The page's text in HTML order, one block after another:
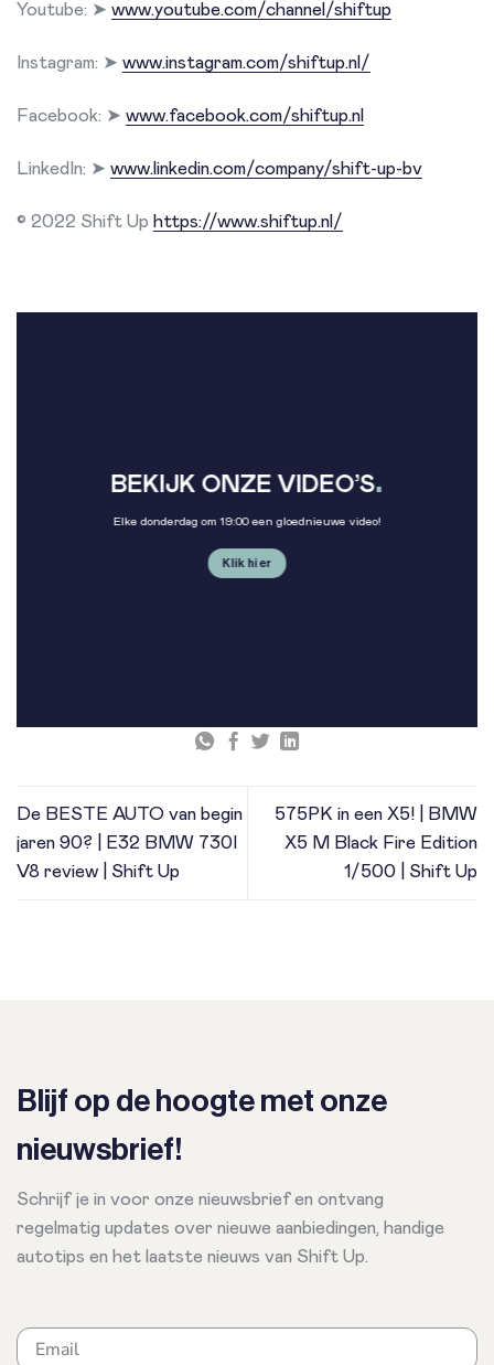
Youtube: ➤ www.youtube.com/channel/shiftup
Instagram: ➤ www.instagram.com/shiftup.nl/
Facebook: ➤ www.facebook.com/shiftup.nl
LinkedIn: ➤ www.linkedin.com/company/shift-up-bv
© 2022 Shift Up https://www.shiftup.nl/
BEKIJK ONZE VIDEO’S.
Elke donderdag om 19:00 een gloednieuwe video!
Klik hier
De BESTE AUTO van begin
jaren 90? | E32 BMW 730I
V8 review | Shift Up
575PK in een X5! | BMW
X5 M Black Fire Edition
1/500 | Shift Up
Blijf op de hoogte met onze
nieuwsbrief!
Schrijf je in voor onze nieuwsbrief en ontvang
regelmatig updates over nieuwe aanbiedingen, handige
autotips en het laatste nieuws van Shift Up.
Email